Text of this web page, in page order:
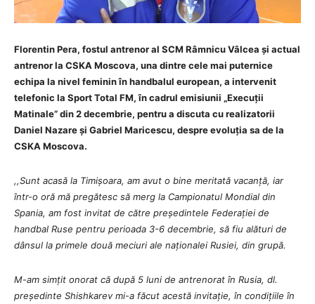
Florentin Pera, fostul antrenor al SCM Râmnicu Vâlcea și actual
antrenor la CSKA Moscova, una dintre cele mai puternice
echipa la nivel feminin în handbalul european, a intervenit
telefonic la Sport Total FM, în cadrul emisiunii „Execuții
Matinale” din 2 decembrie, pentru a discuta cu realizatorii
Daniel Nazare și Gabriel Maricescu, despre evoluția sa de la
CSKA Moscova.
,,Sunt acasă la Timișoara, am avut o bine meritată vacanță, iar
într-o oră mă pregătesc să merg la Campionatul Mondial din
Spania, am fost invitat de către președintele Federației de
handbal Ruse pentru perioada 3-6 decembrie, să fiu alături de
dânsul la primele două meciuri ale naționalei Rusiei, din grupă.
M-am simțit onorat că după 5 luni de antrenorat în Rusia, dl.
președinte Shishkarev mi-a făcut acestă invitație, în condițiile în